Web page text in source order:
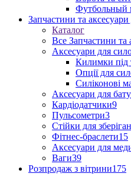
Футбольный
Запчастини та аксесуари
Каталог
Все Запчастини та
Аксесуари для
Килимки під
Опції для
Силіконові
Аксесуари для
Кардіодатчики9
Пульсометри3
Стійки для
Фітнес-браслети15
Аксесуари для
Ваги39
Розпродаж з вітрини175